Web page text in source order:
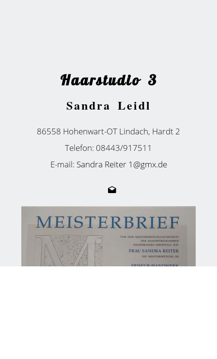
Haarstudio 3
Sandra Leidl
86558 Hohenwart-OT Lindach, Hardt 2
Telefon: 08443/917511
E-mail: Sandra Reiter 1@gmx.de